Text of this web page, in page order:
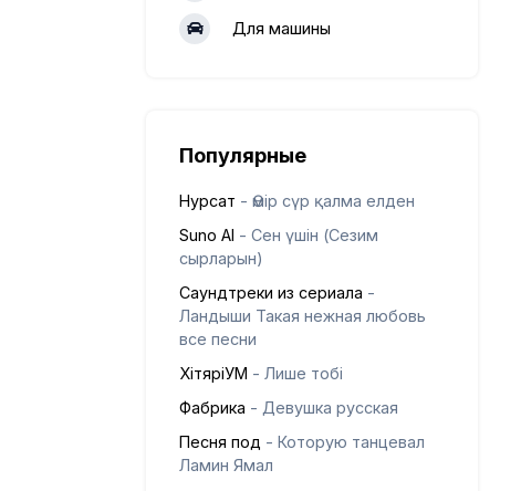
Для машины
Популярные
Нурсат - Өмір сүр қалма елден
Suno AI - Сен үшін (Сезим
сырларын)
Саундтреки из сериала -
Ландыши Такая нежная любовь
все песни
ХітяріУМ - Лише тобі
Фабрика - Девушка русская
Песня под - Которую танцевал
Ламин Ямал